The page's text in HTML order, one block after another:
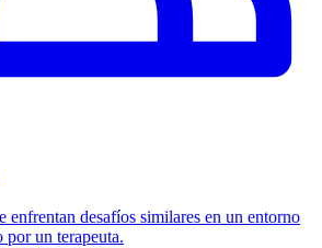
enfrentan desafíos similares en un entorno
por un terapeuta.